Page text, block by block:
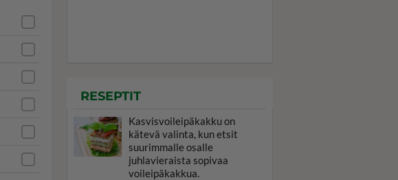
RESEPTIT
Kasvisvoileipäkakku on
kätevä valinta, kun etsit
suurimmalle osalle
juhlavieraista sopivaa
voileipäkakkua.